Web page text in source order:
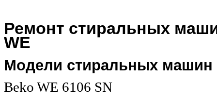
Ремонт стиральных
WE
Модели стиральных машин
Beko WE 6106 SN